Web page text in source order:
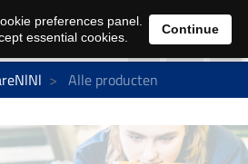
0
Alle producten
preferences panel.
essential cookies.
Continue